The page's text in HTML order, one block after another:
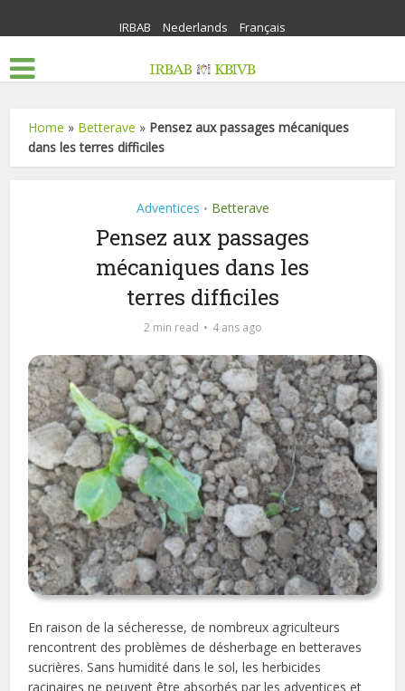
IRBAB Nederlands Français
Home » Betterave » Pensez aux passages mécaniques
dans les terres difficiles
Adventices • Betterave
Pensez aux passages
mécaniques dans les
terres difficiles
2 min read 4 ans ago
En raison de la sécheresse, de nombreux agriculteurs
rencontrent des problèmes de désherbage en betteraves
sucrières. Sans humidité dans le sol, les herbicides
racinaires ne peuvent être absorbés par les adventices et